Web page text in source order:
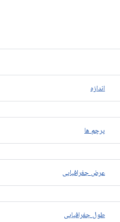
اندازه
پرچم ها
عرض جغرافیایی
طول جغرافیایی